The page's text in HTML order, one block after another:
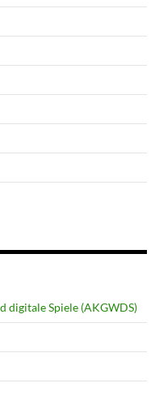
digitale Spiele (AKGWDS)